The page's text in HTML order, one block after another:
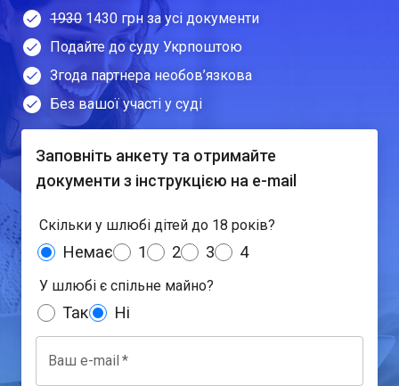
1930 1430 грн за усі документи
Подайте до суду Укрпоштою
Згода партнера необов’язкова
Без вашої участі у суді
Заповніть анкету та отримайте
документи з інструкцією на e-mail
Скільки у шлюбі дітей до 18 років?
Немає 1 2 3 4
У шлюбі є спільне майно?
Так Ні
Ваш e-mail *